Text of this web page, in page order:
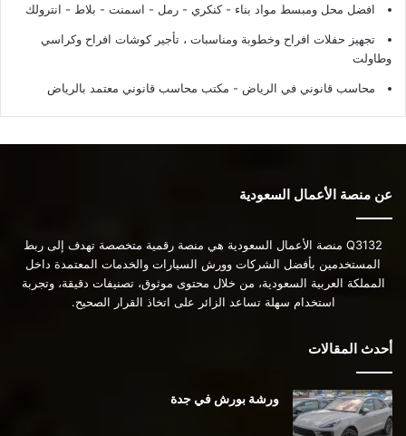
افضل محل ومبسط مواد بناء - كنكري - رمل - اسمنت - بلاط - انترولك
تجهيز حفلات افراح وخطوبة ومناسبات ، تأجير كوشات افراح وكراسي
وطاولت
محاسب قانوني في الرياض - مكتب محاسب قانوني معتمد بالرياض
عن منصة الأعمال السعودية
Q3132 منصة الأعمال السعودية هي منصة رقمية متخصصة تهدف إلى ربط
المستخدمين بأفضل الشركات وورش السيارات والخدمات المعتمدة داخل
المملكة العربية السعودية، من خلال محتوى موثوق، تصنيفات دقيقة، وتجربة
استخدام سهلة تساعد الزائر على اتخاذ القرار الصحيح.
أحدث المقالات
ورشة بورش في جدة